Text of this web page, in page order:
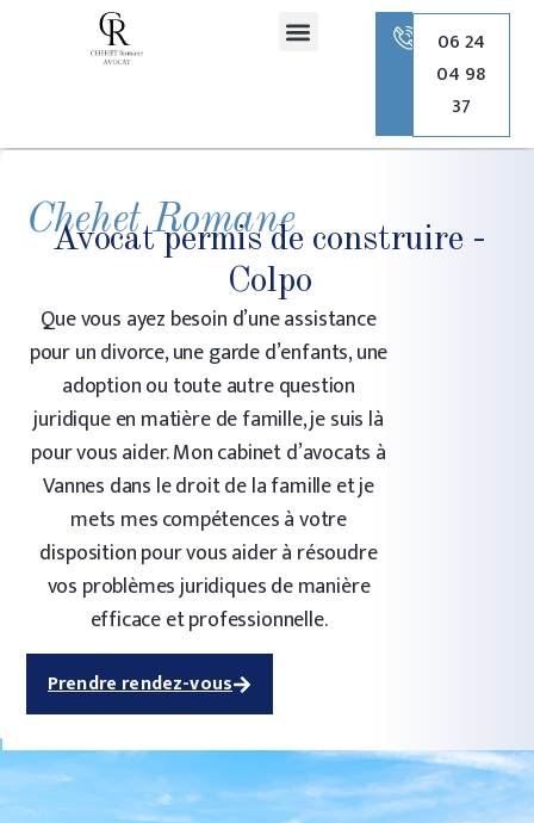
06 24
04 98
37
Chehet Romane
Avocat permis de construire -
Colpo
Que vous ayez besoin d’une assistance
pour un divorce, une garde d’enfants, une
adoption ou toute autre question
juridique en matière de famille, je suis là
pour vous aider. Mon cabinet d’avocats à
Vannes dans le droit de la famille et je
mets mes compétences à votre
disposition pour vous aider à résoudre
vos problèmes juridiques de manière
efficace et professionnelle.
Prendre rendez-vous